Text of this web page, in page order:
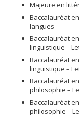
Majeure en
Baccalauréat
langues
Baccalauréat
linguistique –
Baccalauréat
linguistique –
Baccalauréat
philosophie –
Baccalauréat
philosophie –